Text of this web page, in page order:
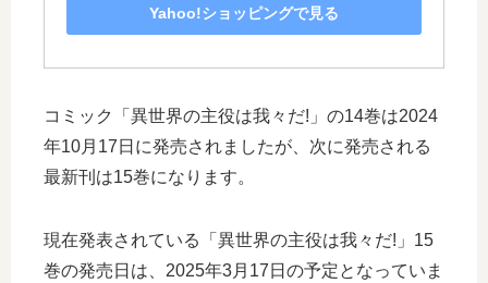
Yahoo!ショッピングで見る
コミック「異世界の主役は我々だ!」の14巻は2024
年10月17日に発売されましたが、次に発売される
最新刊は15巻になります。
現在発表されている「異世界の主役は我々だ!」15
巻の発売日は、2025年3月17日の予定となっていま